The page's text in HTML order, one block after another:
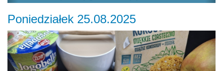
Poniedziałek 25.08.2025
Previous